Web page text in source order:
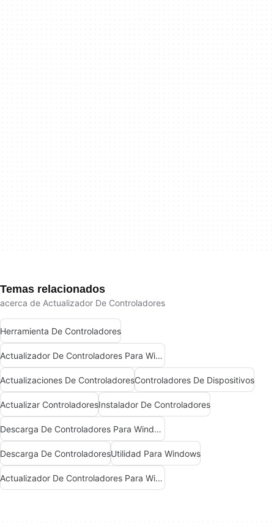
Temas relacionados
acerca de Actualizador De Controladores
Herramienta De Controladores
Actualizador De Controladores Para Windows
Actualizaciones De ControladoresControladores De Dispositivos
Actualizar ControladoresInstalador De Controladores
Descarga De Controladores Para Windows
Descarga De ControladoresUtilidad Para Windows
Actualizador De Controladores Para Windows 7